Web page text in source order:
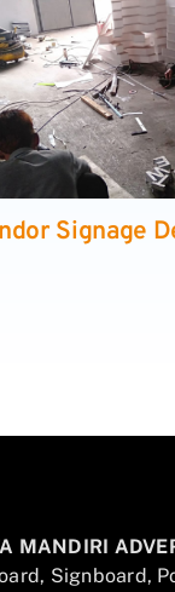
Signage
MANDIRI
Signboard,